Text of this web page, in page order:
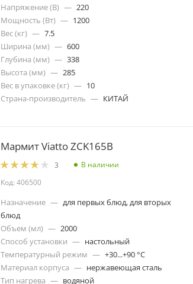
Напряжение (В) — 220
Мощность (Вт) — 1200
Вес (кг) — 7.5
Ширина (мм) — 600
Глубина (мм) — 338
Высота (мм) — 285
Вес в упаковке (кг) — 10
Страна-производитель — КИТАЙ
Мармит Viatto ZCK165B
3
В наличии
Код: 406500
Назначение — для первых блюд, для вторых
блюд
Объем (мл) — 2000
Способ установки — настольный
Температурный режим — +30...+90 °C
Материал корпуса — нержавеющая сталь
Тип нагрева — водяной